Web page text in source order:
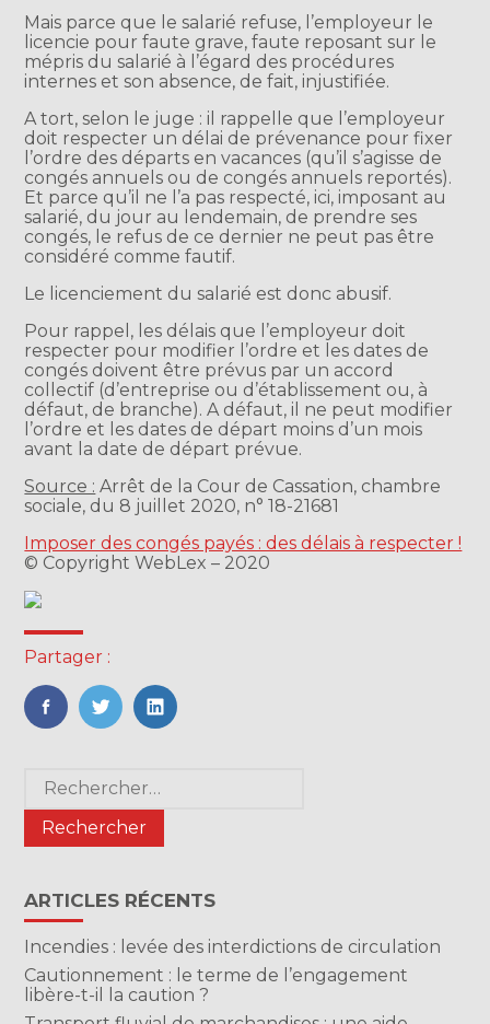
Mais parce que le salarié refuse, l’employeur le
licencie pour faute grave, faute reposant sur le
mépris du salarié à l’égard des procédures
internes et son absence, de fait, injustifiée.
A tort, selon le juge : il rappelle que l’employeur
doit respecter un délai de prévenance pour fixer
l’ordre des départs en vacances (qu’il s’agisse de
congés annuels ou de congés annuels reportés).
Et parce qu’il ne l’a pas respecté, ici, imposant au
salarié, du jour au lendemain, de prendre ses
congés, le refus de ce dernier ne peut pas être
considéré comme fautif.
Le licenciement du salarié est donc abusif.
Pour rappel, les délais que l’employeur doit
respecter pour modifier l’ordre et les dates de
congés doivent être prévus par un accord
collectif (d’entreprise ou d’établissement ou, à
défaut, de branche). A défaut, il ne peut modifier
l’ordre et les dates de départ moins d’un mois
avant la date de départ prévue.
Source : Arrêt de la Cour de Cassation, chambre
sociale, du 8 juillet 2020, n° 18-21681
Imposer des congés payés : des délais à respecter !
© Copyright WebLex – 2020
Partager :
FaceBook
TwitterLinkedIn
Blog
sidebar
Rechercher :
ARTICLES RÉCENTS
Incendies : levée des interdictions de circulation
Cautionnement : le terme de l’engagement
libère-t-il la caution ?